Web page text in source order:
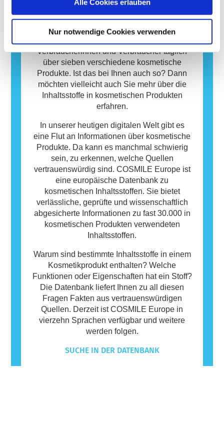
Alle Cookies erlauben
Nur notwendige Cookies verwenden
Allergie auslösen können. Das bedeutet
jedoch nicht, dass das Produkt für andere
Personen nicht sicher ist.
Kosmetische Produkte sind wichtig für uns
Menschen und spielen eine essenzielle Rolle
in unserem Alltag. Im Durchschnitt
Verbraucherinnen und Verbraucher täglich
über sieben verschiedene kosmetische
Produkte. Ist das bei Ihnen auch so? Dann
möchten vielleicht auch Sie mehr über die
Inhaltsstoffe in kosmetischen Produkten
erfahren.
In unserer heutigen digitalen Welt gibt es
eine Flut an Informationen über kosmetische
Produkte. Da kann es manchmal schwierig
sein, zu erkennen, welche Quellen
vertrauenswürdig sind. COSMILE Europe ist
eine europäische Datenbank zu
kosmetischen Inhaltsstoffen. Sie bietet
verlässliche, geprüfte und wissenschaftlich
abgesicherte Informationen zu fast 30.000 in
kosmetischen Produkten verwendeten
Inhaltsstoffen.
Warum sind bestimmte Inhaltsstoffe in einem
Kosmetikprodukt enthalten? Welche
Funktionen oder Eigenschaften hat ein Stoff?
Die Datenbank liefert Ihnen zu all diesen
Fragen Fakten aus vertrauenswürdigen
Quellen. Derzeit ist COSMILE Europe in
vierzehn Sprachen verfügbar und weitere
werden folgen.
SUCHE IN DER DATENBANK